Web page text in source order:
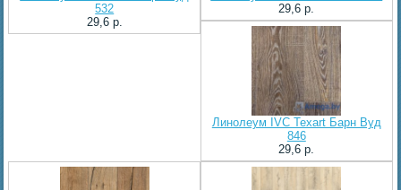
532
29,6 p.
29,6 p.
Линолеум IVC Texart Барн Вуд
846
29,6 p.